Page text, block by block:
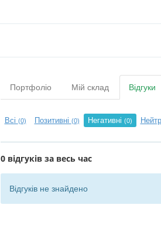
Портфоліо Мій склад Відгуки
Всі (0) Позитивні (0) Негативні (0)
0 відгуків за весь час
Відгуків не знайдено